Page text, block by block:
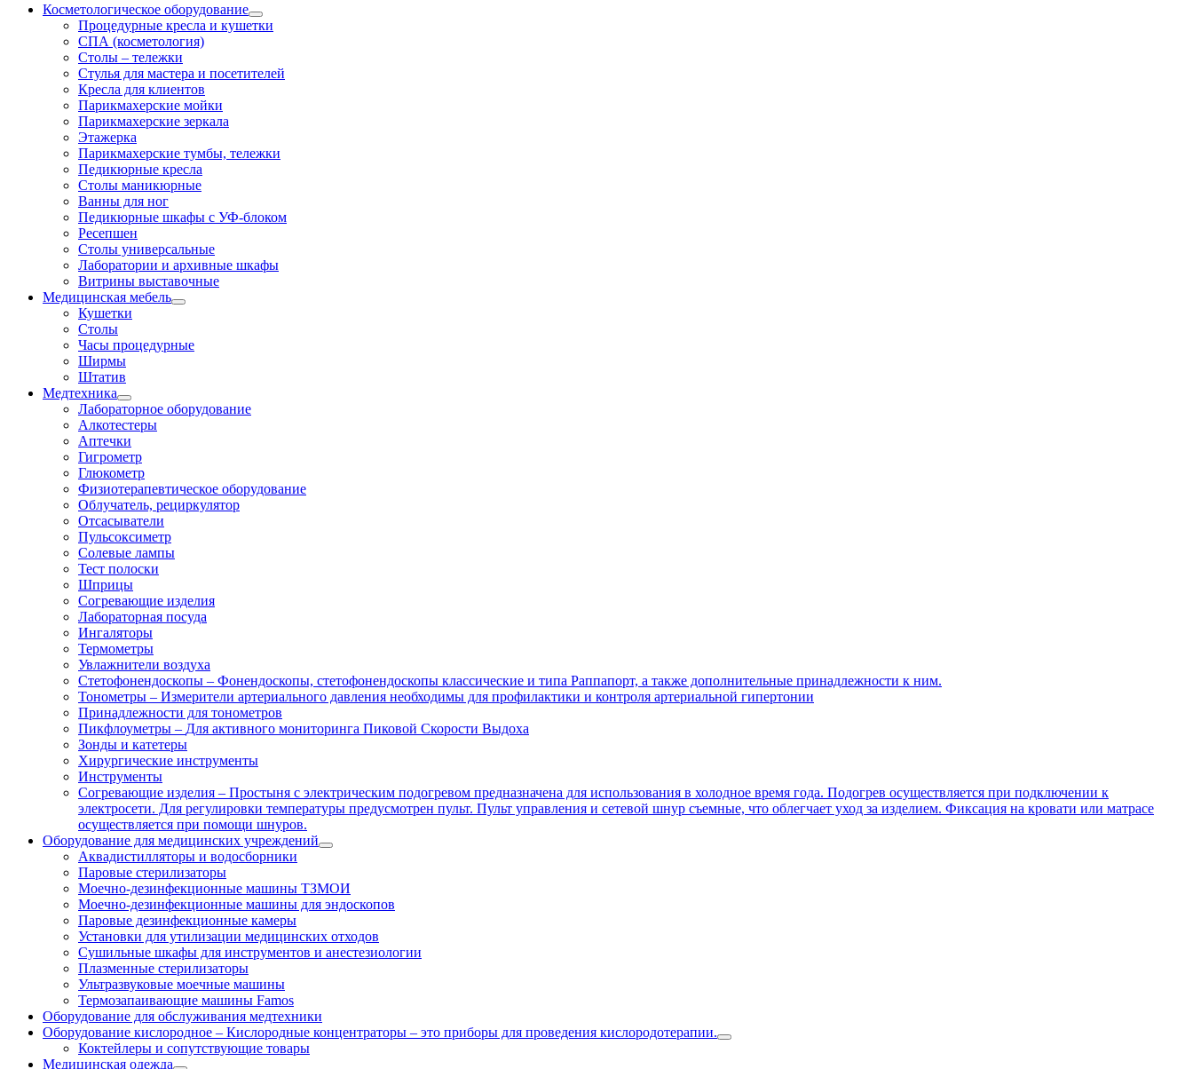
Косметологическое оборудование
Процедурные кресла и кушетки
СПА (косметология)
Столы – тележки
Стулья для мастера и посетителей
Кресла для клиентов
Парикмахерские мойки
Парикмахерские зеркала
Этажерка
Парикмахерские тумбы, тележки
Педикюрные кресла
Столы маникюрные
Ванны для ног
Педикюрные шкафы с УФ-блоком
Ресепшен
Столы универсальные
Лаборатории и архивные шкафы
Витрины выставочные
Медицинская мебель
Кушетки
Столы
Часы процедурные
Ширмы
Штатив
Медтехника
Лабораторное оборудование
Алкотестеры
Аптечки
Гигрометр
Глюкометр
Физиотерапевтическое оборудование
Облучатель, рециркулятор
Отсасыватели
Пульсоксиметр
Солевые лампы
Тест полоски
Шприцы
Согревающие изделия
Лабораторная посуда
Ингаляторы
Термометры
Увлажнители воздуха
Стетофонендоскопы – Фонендоскопы, стетофонендоскопы классические и типа Раппапорт, а также дополнительные принадлежности к ним.
Тонометры – Измерители артериального давления необходимы для профилактики и контроля артериальной гипертонии
Принадлежности для тонометров
Пикфлоуметры – Для активного мониторинга Пиковой Скорости Выдоха
Зонды и катетеры
Хирургические инструменты
Инструменты
Согревающие изделия – Простыня с электрическим подогревом предназначена для использования в холодное время года. Подогрев осуществляется при подключении к
электросети. Для регулировки температуры предусмотрен пульт. Пульт управления и сетевой шнур съемные, что облегчает уход за изделием. Фиксация на кровати или матрасе
осуществляется при помощи шнуров.
Оборудование для медицинских учреждений
Аквадистилляторы и водосборники
Паровые стерилизаторы
Моечно-дезинфекционные машины ТЗМОИ
Моечно-дезинфекционные машины для эндоскопов
Паровые дезинфекционные камеры
Установки для утилизации медицинских отходов
Сушильные шкафы для инструментов и анестезиологии
Плазменные стерилизаторы
Ультразвуковые моечные машины
Термозапаивающие машины Famos
Оборудование для обслуживания медтехники
Оборудование кислородное – Кислородные концентраторы – это приборы для проведения кислородотерапии.
Коктейлеры и сопутствующие товары
Медицинская одежда